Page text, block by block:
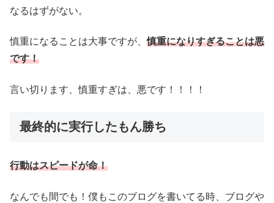
なるはずがない。
慎重になることは大事ですが、慎重になりすぎることは悪
です！
言い切ります、慎重すぎは、悪です！！！！
最終的に実行したもん勝ち
行動はスピードが命！
なんでも間でも！僕もこのブログを書いてる時、ブログや